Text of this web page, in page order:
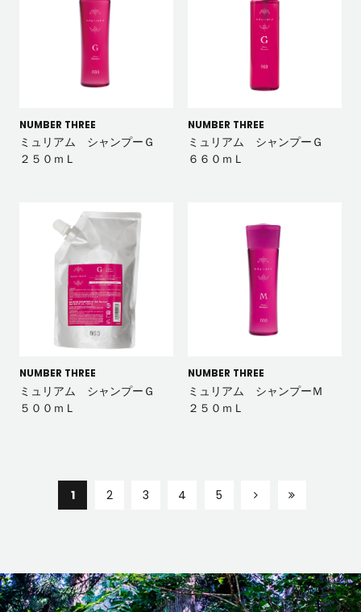
NUMBER THREE
ミュリアム シャンプーＧ
２５０ｍＬ
NUMBER THREE
ミュリアム シャンプーＧ
６６０ｍＬ
NUMBER THREE
ミュリアム シャンプーＧ
５００ｍＬ
NUMBER THREE
ミュリアム シャンプーＭ
２５０ｍＬ
1 2 3 4 5